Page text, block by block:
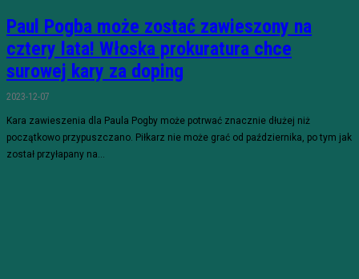
Paul Pogba może zostać zawieszony na
cztery lata! Włoska prokuratura chce
surowej kary za doping
2023-12-07
Kara zawieszenia dla Paula Pogby może potrwać znacznie dłużej niż
początkowo przypuszczano. Piłkarz nie może grać od października, po tym jak
został przyłapany na...